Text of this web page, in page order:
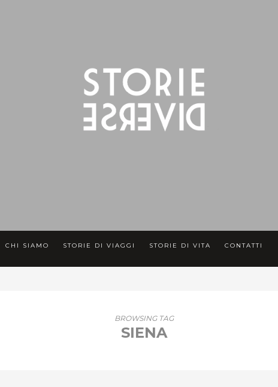
CHI SIAMO STORIE DI VIAGGI STORIE DI VITA CONTATTI
BROWSING TAG
SIENA